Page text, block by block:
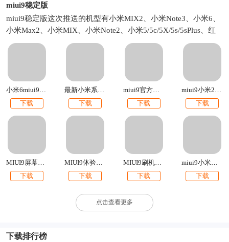
miui9稳定版
miui9稳定版这次推送的机型有小米MIX2、小米Note3、小米6、
小米Max2、小米MIX、小米Note2、小米5/5c/5X/5s/5sPlus、红
米Note5A、红米5A、红米Note4X高通版、小米Note顶配版、小
载、米6miui9稳定版官方刷机包下载等。
下载
下载
miui9官方刷机包下载2017最新版
下载
下载
下载
下载
MIUI9刷机包下载【附最新卡刷包+线刷包】
下载
下载
点击查看更多
下载排行榜